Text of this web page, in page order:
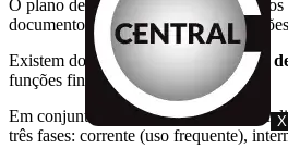
X
O plano de classificação de
documentos de acordo com suas
Existem dois principais tipos: o
Plano
funções finalísticas de cada órgão.
Em conjunto com a Tabela de
três fases: corrente (uso frequente),